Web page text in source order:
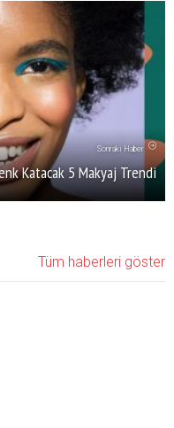
Sonraki Haber
Katacak 5 Makyaj Trendi
Tüm haberleri göster